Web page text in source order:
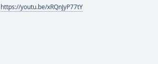
https://youtu.be/xRQnJyP77tY